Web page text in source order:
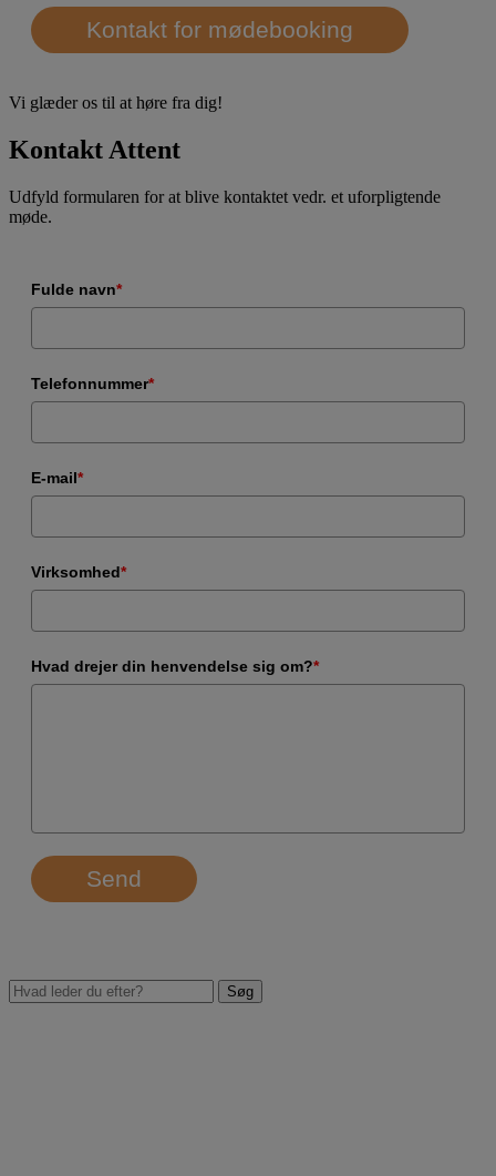
Kontakt for mødebooking
Vi glæder os til at høre fra dig!
Kontakt Attent
Udfyld formularen for at blive kontaktet vedr. et uforpligtende
møde.
Fulde navn*
Telefonnummer*
E-mail*
Virksomhed*
Hvad drejer din henvendelse sig om?*
Send